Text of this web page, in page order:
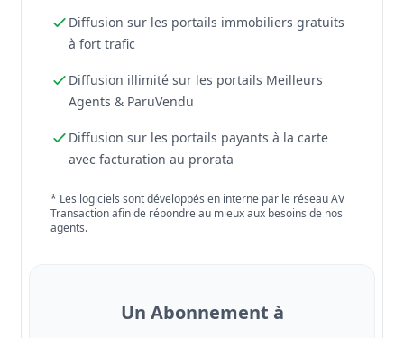
Diffusion sur les portails immobiliers gratuits
à fort trafic
Diffusion illimité sur les portails Meilleurs
Agents & ParuVendu
Diffusion sur les portails payants à la carte
avec facturation au prorata
* Les logiciels sont développés en interne par le réseau AV
Transaction afin de répondre au mieux aux besoins de nos
agents.
Un Abonnement à